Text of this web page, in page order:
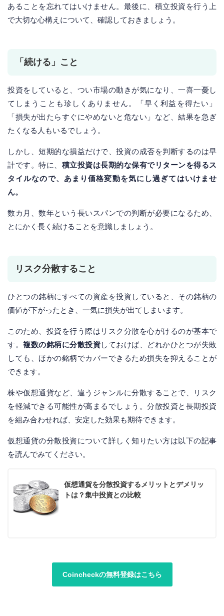
あることを忘れてはいけません。最後に、積立投資を行う上
で大切な心構えについて、確認しておきましょう。
「続ける」こと
投資をしていると、つい市場の動きが気になり、一喜一憂し
てしまうことも珍しくありません。「早く利益を得たい」
「損失が出たらすぐにやめないと危ない」など、結果を急ぎ
たくなる人もいるでしょう。
しかし、短期的な損益だけで、投資の成否を判断するのは早
計です。特に、 積立投資は長期的な保有でリターンを得るス
タイルなので、あまり価格変動を気にし過ぎてはいけませ
ん。
数カ月、数年という長いスパンでの判断が必要になるため、
とにかく長く続けることを意識しましょう。
リスク分散すること
ひとつの銘柄にすべての資産を投資していると、その銘柄の
価値が下がったとき、一気に損失が出てしまいます。
このため、投資を行う際はリスク分散を心がけるのが基本で
す。 複数の銘柄に分散投資しておけば、どれかひとつが失敗
しても、ほかの銘柄でカバーできるため損失を抑えることが
できます。
株や仮想通貨など、違うジャンルに分散することで、リスク
を軽減できる可能性が高まるでしょう。分散投資と長期投資
を組み合わせれば、安定した効果も期待できます。
仮想通貨の分散投資について詳しく知りたい方は以下の記事
を読んでみてください。
仮想通貨を分散投資するメリットとデメリッ
トは？集中投資との比較
Coincheckの無料登録はこちら